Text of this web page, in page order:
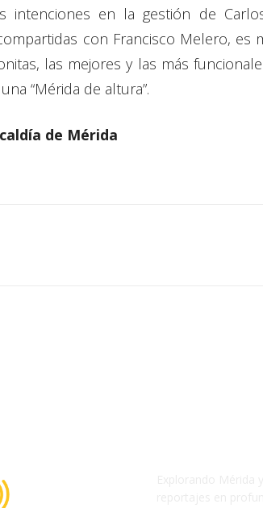
intenciones en la gestión de
con Francisco Melero, es
las mejores y las más
“Mérida de altura”.
de Mérida